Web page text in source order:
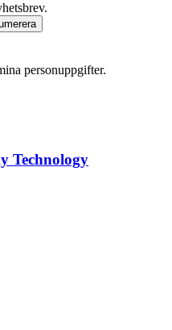
personuppgifter.
Technology